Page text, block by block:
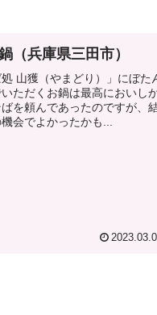
（兵庫県三田市）
山獲（やまどり）」にぼた
ただくお鍋は最高においし
を頼んであったのですが、
会でよかったかも...